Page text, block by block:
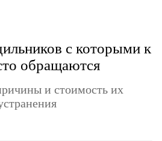
с которыми к
обращаются
и стоимость их